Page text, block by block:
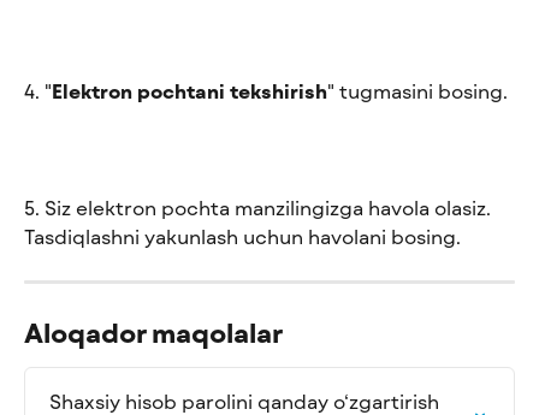
4. "Elektron pochtani tekshirish" tugmasini bosing.
5. Siz elektron pochta manzilingizga havola olasiz.
Tasdiqlashni yakunlash uchun havolani bosing.
Aloqador maqolalar
Shaxsiy hisob parolini qanday o‘zgartirish